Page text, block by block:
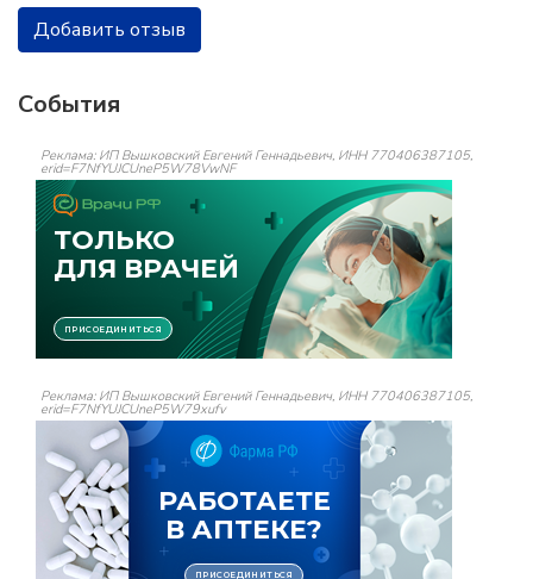
Добавить отзыв
События
Реклама: ИП Вышковский Евгений Геннадьевич, ИНН 770406387105,
erid=F7NfYUJCUneP5W78VwNF
Реклама: ИП Вышковский Евгений Геннадьевич, ИНН 770406387105,
erid=F7NfYUJCUneP5W79xufv